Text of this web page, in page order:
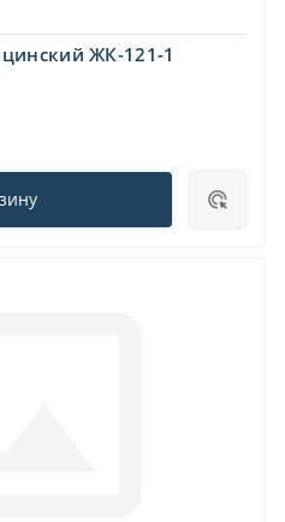
ЖК-121-1